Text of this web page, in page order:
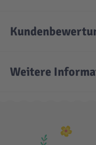
Weitere